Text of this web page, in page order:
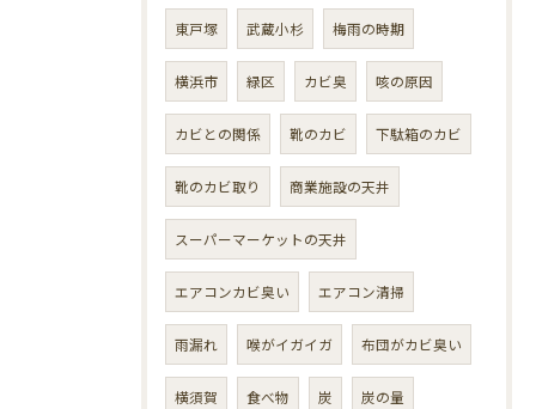
東戸塚 武蔵小杉 梅雨の時期
横浜市 緑区 カビ臭 咳の原因
カビとの関係 靴のカビ 下駄箱のカビ
靴のカビ取り 商業施設の天井
スーパーマーケットの天井
エアコンカビ臭い エアコン清掃
雨漏れ 喉がイガイガ 布団がカビ臭い
横須賀 食べ物 炭 炭の量